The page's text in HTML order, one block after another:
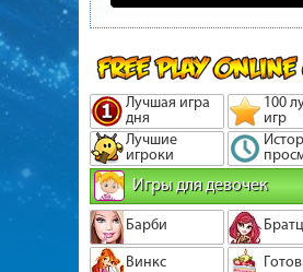
Лучшая игра
дня
100
игр
Лучшие
игроки
Игры для девочек
Барби
Братц
Винкс